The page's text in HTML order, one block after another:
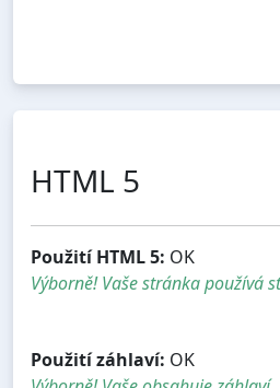
HTML 5
Použití HTML 5: OK
Výborně! Vaše stránka používá
Použití záhlaví: OK